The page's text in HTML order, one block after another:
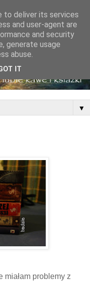
▼
miałam problemy z
to deliver its services
and user-agent are
and security
generate usage
abuse.
IT